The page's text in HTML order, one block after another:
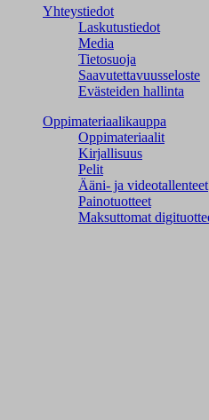
Yhteystiedot
Laskutustiedot
Media
Tietosuoja
Saavutettavuusseloste
Evästeiden hallinta
Oppimateriaalikauppa
Oppimateriaalit
Kirjallisuus
Pelit
Ääni- ja videotallenteet
Painotuotteet
Maksuttomat